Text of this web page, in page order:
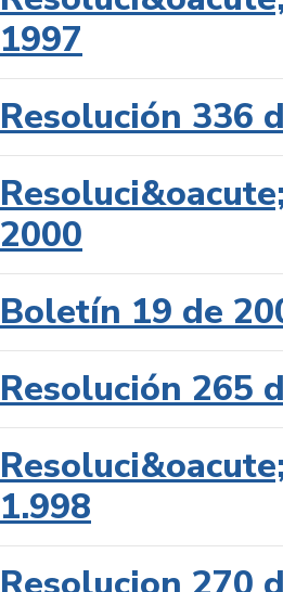
1997
Resolución 336
2000
Boletín 19 de
Resolución 265
1.998